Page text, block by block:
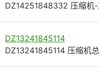
DZ14251848332 压缩机
DZ13241845114
DZ13241845114 压缩机总